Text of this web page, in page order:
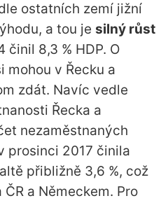
ostatních zemí jižní
a tou je silný růst
činil 8,3 % HDP. O
v Řecku a
zdát. Navíc vedle
Řecka a
nezaměstnaných
prosinci 2017 činila
přibližně 3,6 %, což
a Německem. Pro